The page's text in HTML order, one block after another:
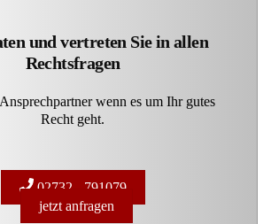
und vertreten Sie in allen
Rechtsfragen
wenn es um Ihr gutes
Recht geht.
02732 - 791079
jetzt anfragen